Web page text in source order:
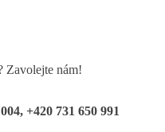
+420 731 650 991